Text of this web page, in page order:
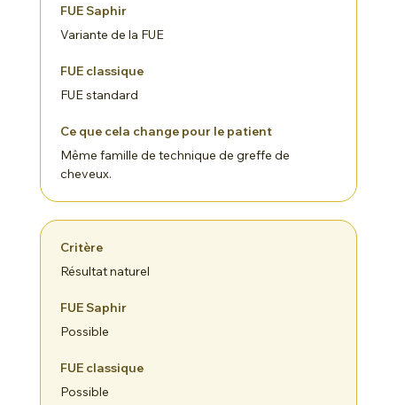
Variante de la FUE
FUE standard
Même famille de technique de greffe de
cheveux.
Résultat naturel
Possible
Possible